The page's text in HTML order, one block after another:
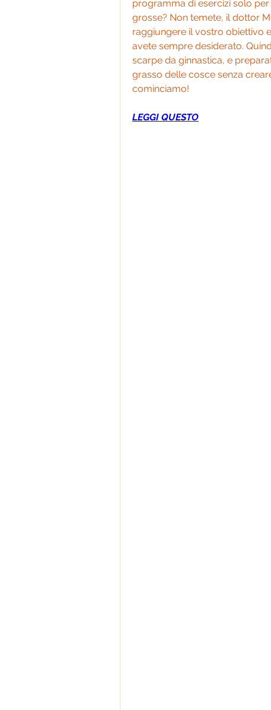
programma di esercizi solo
grosse? Non temete, il dottor
raggiungere il vostro obiettivo
avete sempre desiderato.
scarpe da ginnastica, e
grasso delle cosce senza
cominciamo!
LEGGI QUESTO